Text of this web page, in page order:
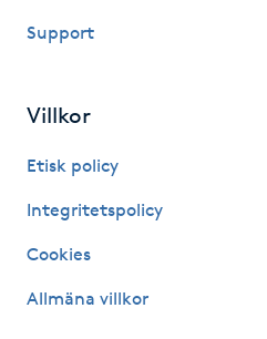
Huduppstramning
Hudvård
Hyaluronsyra
Hyperhidros
Hypnos
Support
Villkor
Etisk policy
Integritetspolicy
Cookies
Allmäna villkor